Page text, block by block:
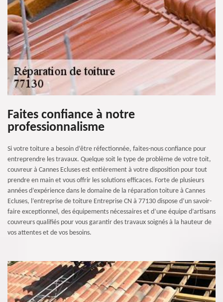
Faites confiance à notre
professionnalisme
Si votre toiture a besoin d’être réfectionnée, faites-nous confiance pour
entreprendre les travaux. Quelque soit le type de problème de votre toit,
couvreur à Cannes Ecluses est entièrement à votre disposition pour tout
prendre en main et vous offrir les solutions efficaces. Forte de plusieurs
années d’expérience dans le domaine de la réparation toiture à Cannes
Ecluses, l’entreprise de toiture Entreprise CN à 77130 dispose d’un savoir-
faire exceptionnel, des équipements nécessaires et d’une équipe d’artisans
couvreurs qualifiés pour vous garantir des travaux soignés à la hauteur de
vos attentes et de vos besoins.